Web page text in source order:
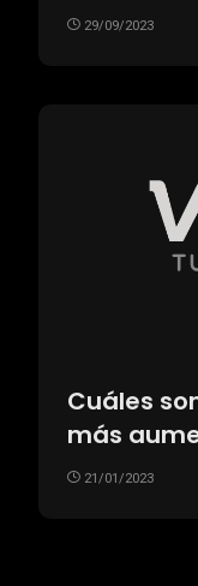
29/09/2023
Cuáles
más
21/01/2023